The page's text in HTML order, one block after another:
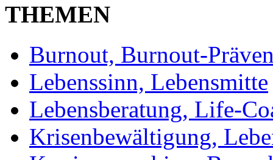
THEMEN
Burnout, Burnout-
Lebenssinn, Lebensmitte
Lebensberatung, Life-
Krisenbewältigung,